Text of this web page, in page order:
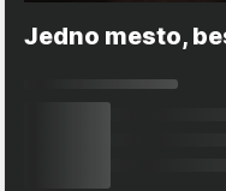
Jedno mesto,